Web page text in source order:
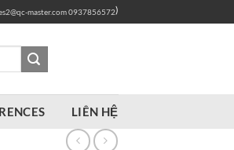
master.com0937856572)
LIÊN HỆ